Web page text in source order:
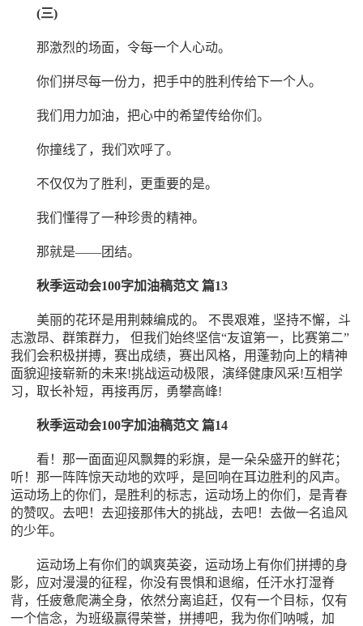
(三)
那激烈的场面，令每一个人心动。
你们拼尽每一份力，把手中的胜利传给下一个人。
我们用力加油，把心中的希望传给你们。
你撞线了，我们欢呼了。
不仅仅为了胜利，更重要的是。
我们懂得了一种珍贵的精神。
那就是――团结。
秋季运动会100字加油稿范文 篇13
美丽的花环是用荆棘编成的。 不畏艰难，坚持不懈，斗
志激昂、群策群力， 但我们始终坚信“友谊第一，比赛第二”
我们会积极拼搏，赛出成绩，赛出风格，用蓬勃向上的精神
面貌迎接崭新的未来!挑战运动极限，演绎健康风采!互相学
习，取长补短，再接再厉，勇攀高峰!
秋季运动会100字加油稿范文 篇14
看！那一面面迎风飘舞的彩旗，是一朵朵盛开的鲜花；
听！那一阵阵惊天动地的欢呼，是回响在耳边胜利的风声。
运动场上的你们，是胜利的标志，运动场上的你们，是青春
的赞叹。去吧！去迎接那伟大的挑战，去吧！去做一名追风
的少年。
运动场上有你们的飒爽英姿，运动场上有你们拼搏的身
影，应对漫漫的征程，你没有畏惧和退缩，任汗水打湿脊
背，任疲惫爬满全身，依然分离追赶，仅有一个目标，仅有
一个信念，为班级赢得荣誉，拼搏吧，我为你们呐喊，加